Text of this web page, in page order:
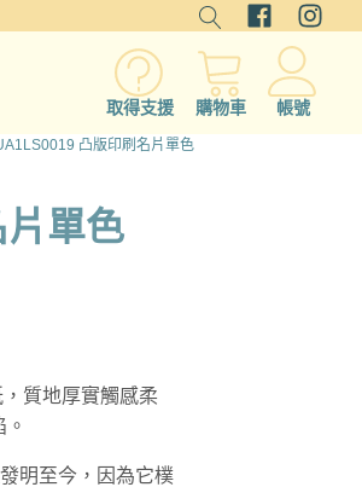
取得支援 購物車 帳號
凸版印刷名片單色
單色
質地厚實觸感柔
明至今，因為它樸